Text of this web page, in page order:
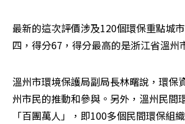
最新的這次評價涉及120個環保重點城
四，得分67，得分最高的是浙江省溫州
溫州市環境保護局副局長林曙說，環保
州市民的推動和參與。另外，溫州民間
「百團萬人」，即100多個民間環保組